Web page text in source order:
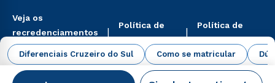
Diferenciais Cruzeiro do Sul Como se matricular
Veja os
recredenciamentos
aqui
Política de
Privacidade
Política de
Cookies